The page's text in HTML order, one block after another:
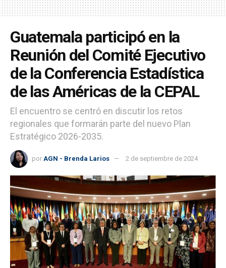
Guatemala participó en la
Reunión del Comité Ejecutivo
de la Conferencia Estadística
de las Américas de la CEPAL
El encuentro se centró en discutir los retos
regionales que formarán parte del nuevo Plan
Estratégico 2026-2035.
por AGN - Brenda Larios 2 de septiembre de 2024